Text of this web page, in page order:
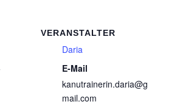
VERANSTALTER
Daria
E-Mail
kanutrainerin.daria@g
mail.com